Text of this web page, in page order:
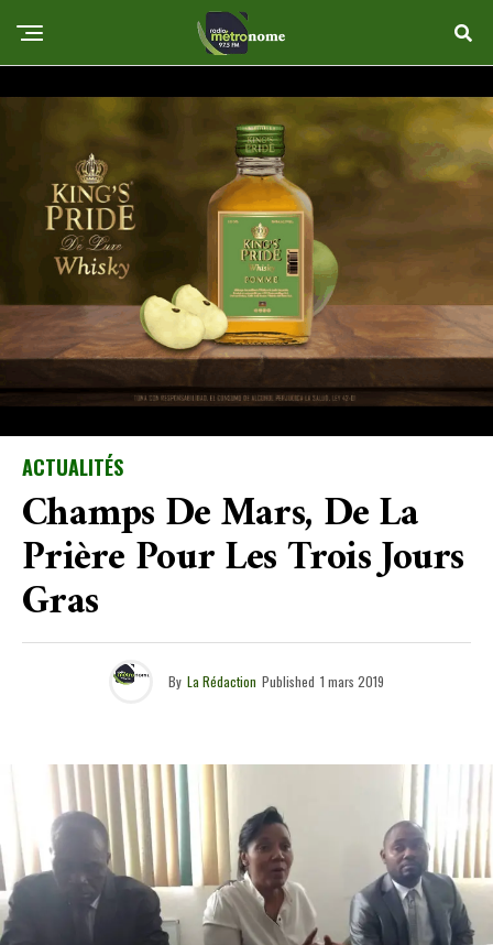
ACTUALITÉS
Champs De Mars, De La
Prière Pour Les Trois Jours
Gras
By La Rédaction Published 1 mars 2019